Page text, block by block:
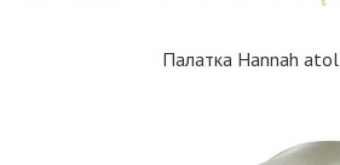
Палатка Hannah atol